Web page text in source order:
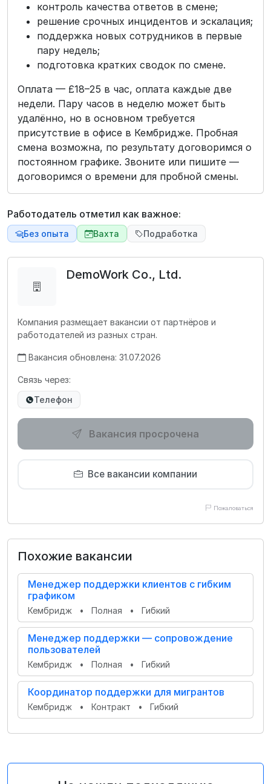
контроль качества ответов в смене;
решение срочных инцидентов и эскалация;
поддержка новых сотрудников в первые
пару недель;
подготовка кратких сводок по смене.
Оплата — £18–25 в час, оплата каждые две
недели. Пару часов в неделю может быть
удалённо, но в основном требуется
присутствие в офисе в Кембридже. Пробная
смена возможна, по результату договоримся о
постоянном графике. Звоните или пишите —
договоримся о времени для пробной смены.
Работодатель отметил как важное:
Без опыта Вахта Подработка
DemoWork Co., Ltd.
Компания размещает вакансии от партнёров и
работодателей из разных стран.
Вакансия обновлена: 31.07.2026
Связь через:
Телефон
Вакансия просрочена
Все вакансии компании
Пожаловаться
Похожие вакансии
Менеджер поддержки клиентов с гибким
графиком
Кембридж • Полная • Гибкий
Менеджер поддержки — сопровождение
пользователей
Кембридж • Полная • Гибкий
Координатор поддержки для мигрантов
Кембридж • Контракт • Гибкий